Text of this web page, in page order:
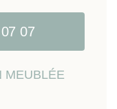
07
MEUBLÉE